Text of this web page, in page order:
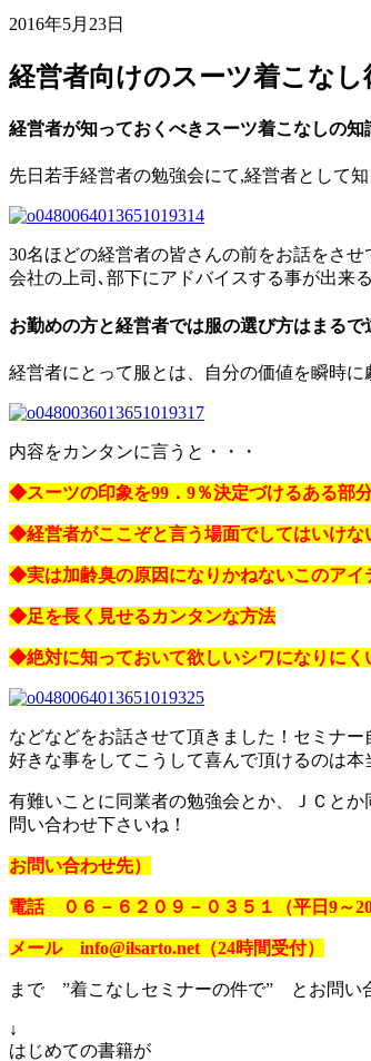
2016年5月23日
経営者向けのスーツ着こな
経営者が知っておくべきスーツ着こなしの知
先日若手経営者の勉強会にて,経営者として
30名ほどの経営者の皆さんの前をお話をさ
会社の上司､部下にアドバイスする事が出来
お勤めの方と経営者では服の選び方はまるで
経営者にとって服とは、自分の価値を瞬時
内容をカンタンに言うと・・・
◆スーツの印象を99．9％決定づけるある部
◆経営者がここぞと言う場面でしてはいけな
◆実は加齢臭の原因になりかねないこのアイ
◆足を長く見せるカンタンな方法
◆絶対に知っておいて欲しいシワになりにく
などなどをお話させて頂きました！セミナ
好きな事をしてこうして喜んで頂けるのは
有難いことに同業者の勉強会とか、ＪＣと
問い合わせ下さいね！
お問い合わせ先）
電話 ０６－６２０９－０３５１（平日9～20
メール info@ilsarto.net（24時間受付）
まで ”着こなしセミナーの件で” とお問い
↓
はじめての書籍が